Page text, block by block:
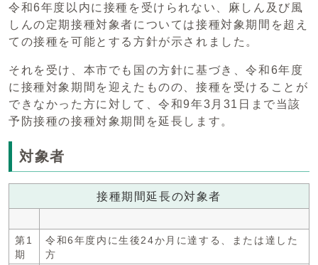
令和6年度以内に接種を受けられない、麻しん及び風
しんの定期接種対象者については接種対象期間を超え
ての接種を可能とする方針が示されました。
それを受け、本市でも国の方針に基づき、令和6年度
に接種対象期間を迎えたものの、接種を受けることが
できなかった方に対して、令和9年3月31日まで当該
予防接種の接種対象期間を延長します。
対象者
接種期間延長の対象者
第1
期
令和6年度内に生後24か月に達する、または達した
方